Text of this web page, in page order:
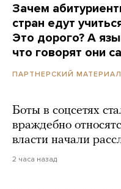
Зачем
стран едут
Это дорого? А
что говорят они
ПАРТНЕРСКИЙ МАТЕРИАЛ
Боты в соцсетях
враждебно
власти начали
2 часа назад